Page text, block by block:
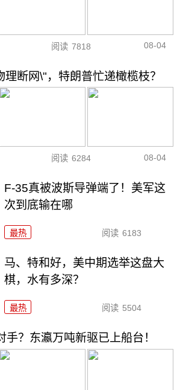
阅读 7818 08-04
断网\"，特朗普忙递橄榄枝？
阅读 6284 08-04
F-35真被波斯导弹端了！美军这
次到底输在哪
最热 阅读 6183
马、特和好，美中期选举这盘大
棋，水有多深？
最热 阅读 5504
？东瀛万吨新驱已上船台！